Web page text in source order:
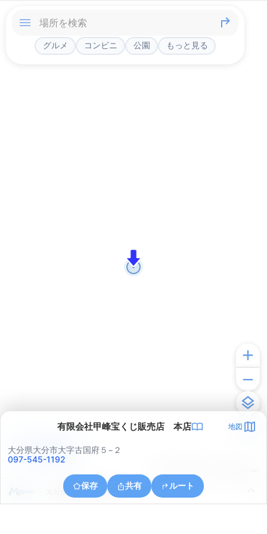
グルメ コンビニ 公園 もっと見る
有限会社甲峰宝くじ販売店 本店 地図
大分県大分市大字古国府５−２
097-545-1192
保存 共有 ルート
大分県大分市大字片島
アプリで見る